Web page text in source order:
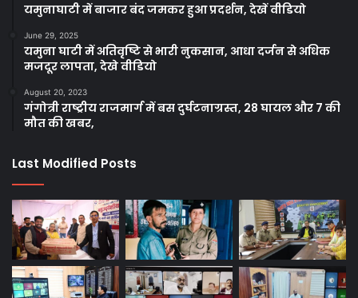
यमुनाघाटी में बाजार बंद जमकर हुआ प्रदर्शन, देखें वीडियो
June 29, 2025
यमुना घाटी में अतिवृष्टि से भारी नुकसान, आधा दर्जन से अधिक
मजदूर लापता, देखे वीडियो
August 20, 2023
गंगोत्री राष्ट्रीय राजमार्ग में बस दुर्घटनाग्रस्त, 28 घायल और 7 की
मौत की खबर,
Last Modified Posts